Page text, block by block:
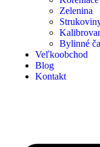
Zelenina
Bylinné
Veľkoobchod
Blog
Kontakt